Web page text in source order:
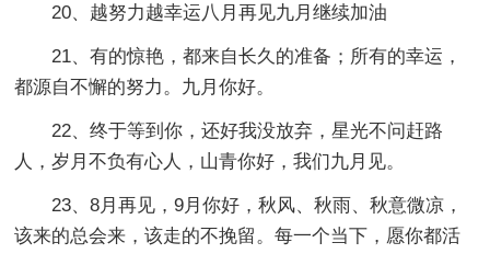
20、越努力越幸运八月再见九月继续加油
21、有的惊艳，都来自长久的准备；所有的幸运，
都源自不懈的努力。九月你好。
22、终于等到你，还好我没放弃，星光不问赶路
人，岁月不负有心人，山青你好，我们九月见。
23、8月再见，9月你好，秋风、秋雨、秋意微凉，
该来的总会来，该走的不挽留。每一个当下，愿你都活